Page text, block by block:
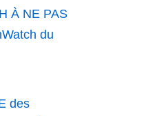
À NE PAS
du
des